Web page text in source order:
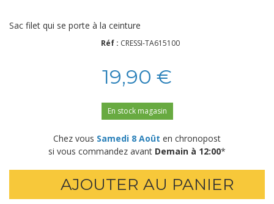
Sac filet qui se porte à la ceinture
Réf : CRESSI-TA615100
19,90 €
En stock magasin
Chez vous Samedi 8 Août en chronopost
si vous commandez avant Demain à 12:00*
AJOUTER AU PANIER